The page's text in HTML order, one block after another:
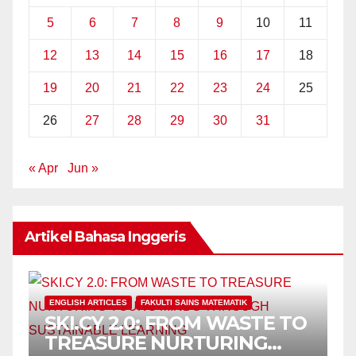
5 6 7 8 9 10 11
12 13 14 15 16 17 18
19 20 21 22 23 24 25
26 27 28 29 30 31
« Apr Jun »
Artikel Bahasa Inggeris
ENGLISH ARTICLES FAKULTI SAINS MATEMATIK
SKI.CY 2.0: FROM WASTE TO
TREASURE NURTURING